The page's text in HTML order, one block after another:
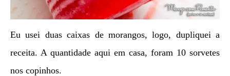
Eu usei duas caixas de morangos, logo, dupliquei a
receita. A quantidade aqui em casa, foram 10 sorvetes
nos copinhos.